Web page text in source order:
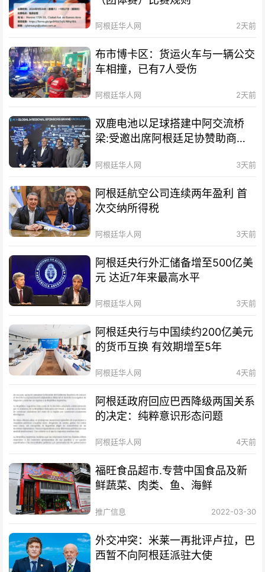
阿根廷华人网 2天前
布市博卡区：货运火车与一辆公交
车相撞，已有7人受伤
阿根廷华人网 2天前
双鹿电池以足球搭建中阿交流桥
梁:受邀出席阿根廷足协赞助商招
阿根廷华人网 3天前
阿根廷航空公司连续两年盈利 首
次交纳所得税
阿根廷华人网 3天前
阿根廷央行外汇储备增至500亿美
元 达近7年来最高水平
阿根廷华人网 3天前
阿根廷央行与中国续约200亿美元
的货币互换 有效期增至5年
阿根廷华人网 4天前
阿根廷政府回应巴西降级两国关系
的决定：纯粹意识形态问题
阿根廷华人网 4天前
福旺食品超市.专营中国食品及新
鲜蔬菜、肉类、鱼、海鲜
推广信息 2022-03-30
外交冲突：米莱一再批评卢拉，巴
西暂不向阿根廷派驻大使